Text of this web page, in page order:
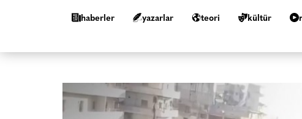
haberler yazarlar teori kültür